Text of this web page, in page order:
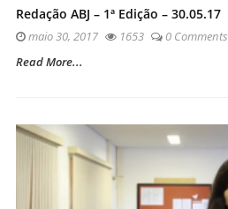
Redação ABJ – 1ª Edição – 30.05.17
maio 30, 2017 1653
0 Comments
Read More...